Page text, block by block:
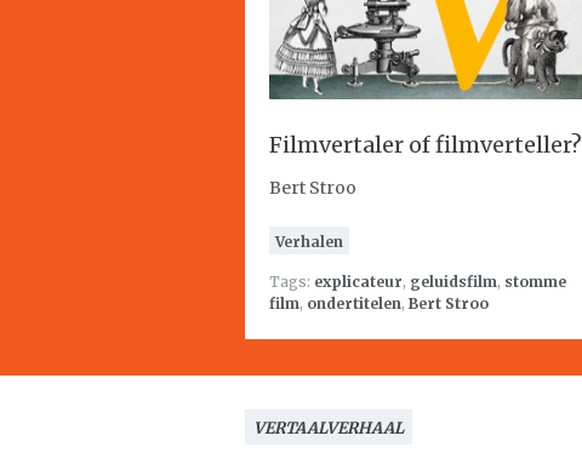
Filmvertaler of filmverteller?
Bert Stroo
Verhalen
Tags: explicateur, geluidsfilm, stomme
film, ondertitelen, Bert Stroo
VERTAALVERHAAL